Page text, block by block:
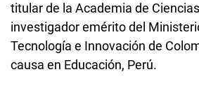
titular de la Academia de
investigador emérito del
Tecnología e Innovación de
causa en Educación, Perú.